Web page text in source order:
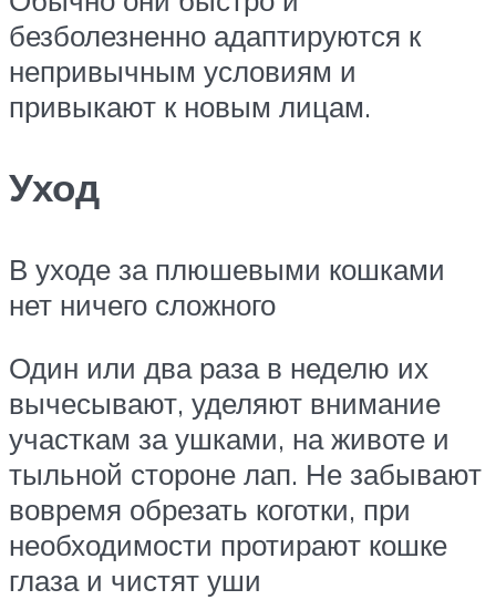
безболезненно адаптируются к
непривычным условиям и
привыкают к новым лицам.
Уход
В уходе за плюшевыми кошками
нет ничего сложного
Один или два раза в неделю их
вычесывают, уделяют внимание
участкам за ушками, на животе и
тыльной стороне лап. Не забывают
вовремя обрезать коготки, при
необходимости протирают кошке
глаза и чистят уши